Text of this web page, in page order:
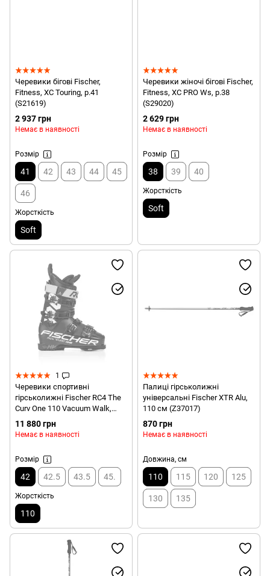
Черевики бігові Fischer,
Fitness, XC Touring, р.41
(S21619)
2 937 грн
Немає в наявності
Розмір
41 42 43 44 45
46
Жорсткість
Soft
Черевики жіночі бігові Fischer,
Fitness, XC PRO Ws, р.38
(S29020)
2 629 грн
Немає в наявності
Розмір
38 39 40
Жорсткість
Soft
1
Черевики спортивні
гірськолижні Fischer RC4 The
Curv One 110 Vacuum Walk,
р.26.5 (U08220)
11 880 грн
Немає в наявності
Розмір
42 42.5 43.5 45.
Жорсткість
110
Палиці гірськолижні
універсальні Fischer XTR Alu,
110 см (Z37017)
870 грн
Немає в наявності
Довжина, см
110 115 120 125
130 135